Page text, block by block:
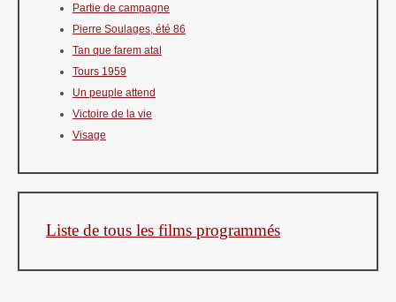
Partie de campagne
Pierre Soulages, été 86
Tan que farem atal
Tours 1959
Un peuple attend
Victoire de la vie
Visage
Liste de tous les films programmés